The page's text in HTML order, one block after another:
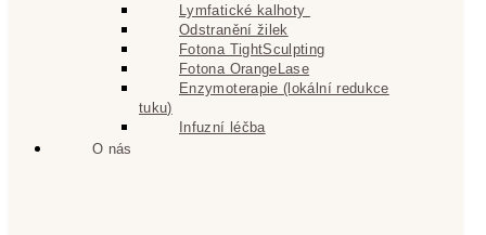
Lymfatické kalhoty
Odstranění žilek
Fotona TightSculpting
Fotona OrangeLase
Enzymoterapie (lokální redukce
tuku)
Infuzní léčba
O nás